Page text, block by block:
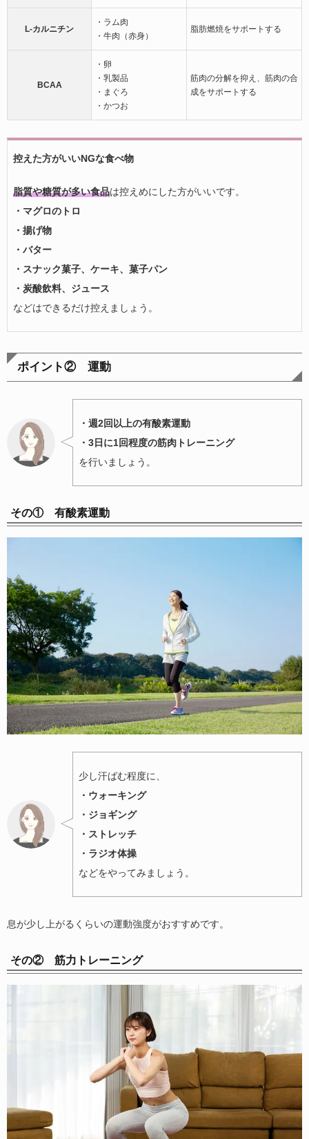
L-カルニチン
・ラム肉
・牛肉（赤身）
脂肪燃焼をサポートする
BCAA
・卵
・乳製品
・まぐろ
・かつお
筋肉の分解を抑え、筋肉の合
成をサポートする
控えた方がいいNGな食べ物
脂質や糖質が多い食品は控えめにした方がいいです。
・マグロのトロ
・揚げ物
・バター
・スナック菓子、ケーキ、菓子パン
・炭酸飲料、ジュース
などはできるだけ控えましょう。
ポイント② 運動
・週2回以上の有酸素運動
・3日に1回程度の筋肉トレーニング
を行いましょう。
その① 有酸素運動
少し汗ばむ程度に、
・ウォーキング
・ジョギング
・ストレッチ
・ラジオ体操
などをやってみましょう。
息が少し上がるくらいの運動強度がおすすめです。
その② 筋力トレーニング